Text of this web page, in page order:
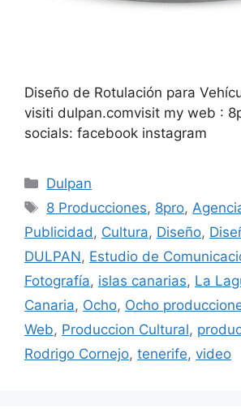
Diseño de Rotulación para
visiti dulpan.comvisit my web :
socials: facebook instagram
Dulpan
8 Producciones, 8pro,
Publicidad, Cultura, Diseño,
DULPAN, Estudio de
Fotografía, islas canarias, La
Canaria, Ocho, Ocho
Web, Produccion Cultural,
Rodrigo Cornejo, tenerife, video